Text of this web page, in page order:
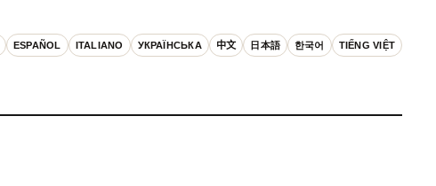
ESPAÑOL ITALIANO УКРАЇНСЬКА 中文 日本語 한국어 TIẾNG VIỆT